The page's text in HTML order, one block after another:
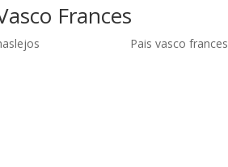
Frances
Pais vasco frances